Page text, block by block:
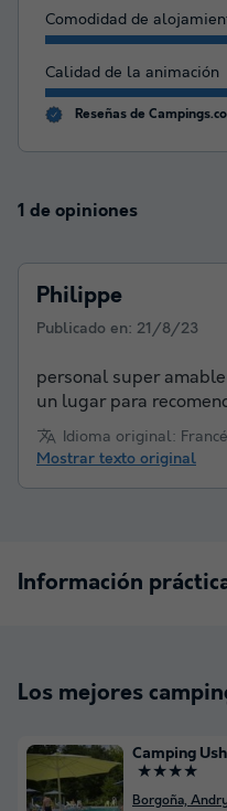
Comodidad de
Calidad de la animación
Reseñas de
1 de opiniones
Philippe
Publicado en: 21/8/23
personal super
un lugar para
Idioma original:
Mostrar texto original
Información
Los mejores
Camping
★★★★
Borgoña,